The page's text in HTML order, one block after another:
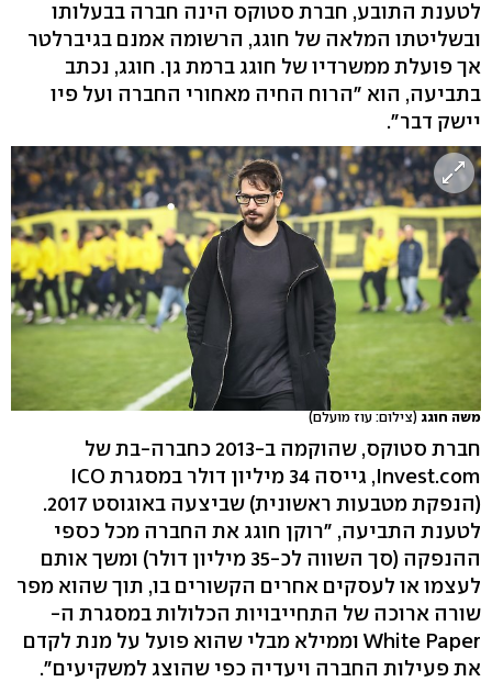
לטענת התובע, חברת סטוקס הינה חברה בבעלותו
ובשליטתו המלאה של חוגג, הרשומה אמנם בגיברלטר
אך פועלת ממשרדיו של חוגג ברמת גן. חוגג, נכתב
בתביעה, הוא "הרוח החיה מאחורי החברה ועל פיו
יישק דבר".
משה חוגג (צילום: עוז מועלם)
חברת סטוקס, שהוקמה ב-2013 כחברה-בת של
Invest.com, גייסה 34 מיליון דולר במסגרת ICO
(הנפקת מטבעות ראשונית) שביצעה באוגוסט 2017.
לטענת התביעה, "רוקן חוגג את החברה מכל כספי
ההנפקה (סך השווה לכ-35 מיליון דולר) ומשך אותם
לעצמו או לעסקים אחרים הקשורים בו, תוך שהוא מפר
שורה ארוכה של התחייבויות הכלולות במסגרת ה-
White Paper וממילא מבלי שהוא פועל על מנת לקדם
את פעילות החברה ויעדיה כפי שהוצג למשקיעים".